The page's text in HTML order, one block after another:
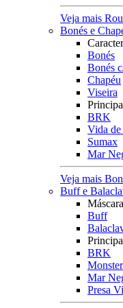
Veja mais
Bonés e
Bonés
Bonés
Chapéu
Viseira
BRK
Vida de
Sumax
Mar
Veja mais
Buff e
Máscara
Buff
BRK
Mar
Presa